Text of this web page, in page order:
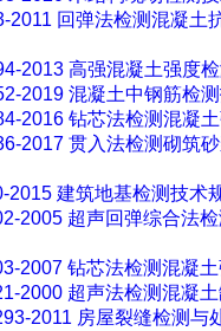
2011 回弹法检测混凝土
2013 高强混凝土强度
2019 混凝土中钢筋检
2016 钻芯法检测混凝
2017 贯入法检测砌筑
2015 建筑地基检测技术
2005 超声回弹综合法
2007 钻芯法检测混凝
2000 超声法检测混凝
2011 房屋裂缝检测与